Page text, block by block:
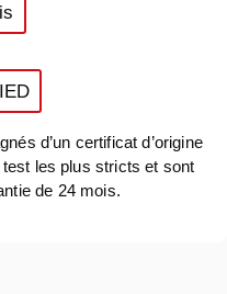
d’un certificat d’origine
les plus stricts et sont
de 24 mois.